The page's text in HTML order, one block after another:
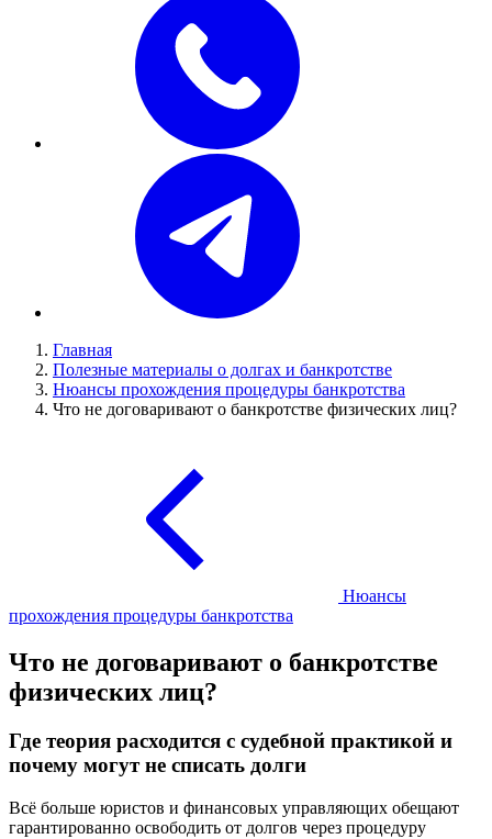
Главная
Полезные материалы о долгах и банкротстве
Нюансы прохождения процедуры банкротства
Что не договаривают о банкротстве физических лиц?
Нюансы
прохождения процедуры банкротства
Что не договаривают о банкротстве
физических лиц?
Где теория расходится с судебной практикой и
почему могут не списать долги
Всё больше юристов и финансовых управляющих обещают
гарантированно освободить от долгов через процедуру